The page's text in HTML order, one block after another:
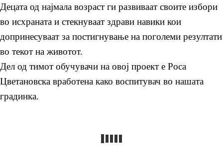
Децата од најмала возраст ги развиваат своите избори
во исхраната и стекнуваат здрави навики кои
допринесуваат за постигнување на поголеми резултати
во текот на животот.
Дел од тимот обучувачи на овој проект е Роса
Цветановска вработена како воспитувач во нашата
градинка.